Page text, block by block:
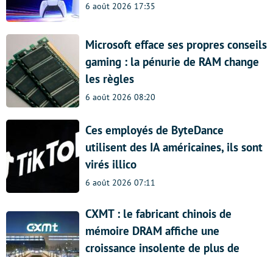
6 août 2026 17:35
Microsoft efface ses propres conseils
gaming : la pénurie de RAM change
les règles
6 août 2026 08:20
Ces employés de ByteDance
utilisent des IA américaines, ils sont
virés illico
6 août 2026 07:11
CXMT : le fabricant chinois de
mémoire DRAM affiche une
croissance insolente de plus de